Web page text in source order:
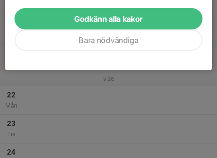
20
v.26
22
Mån
23
Tis
24
Godkänn alla kakor
Bara nödvändiga